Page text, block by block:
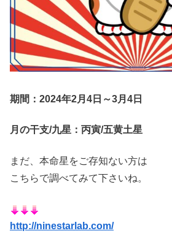
期間：2024年2月4日～3月4日
月の干支/九星：丙寅/五黄土星
まだ、本命星をご存知ない方は
こちらで調べてみて下さいね。
http://ninestarlab.com/